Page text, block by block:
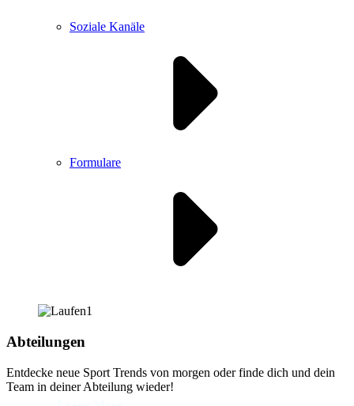
Soziale Kanäle
Formulare
Abteilungen
Entdecke neue Sport Trends von morgen oder finde dich und dein
Team in deiner Abteilung wieder!